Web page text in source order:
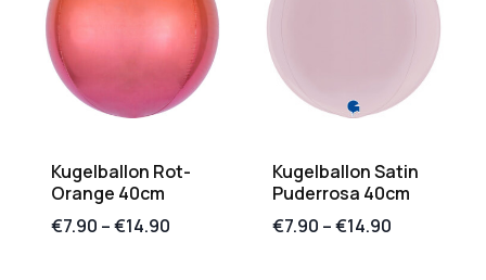
Kugelballon Rot-
Orange 40cm
€7.90 –€14.90
Kugelballon Satin
Puderrosa 40cm
€7.90 –€14.90